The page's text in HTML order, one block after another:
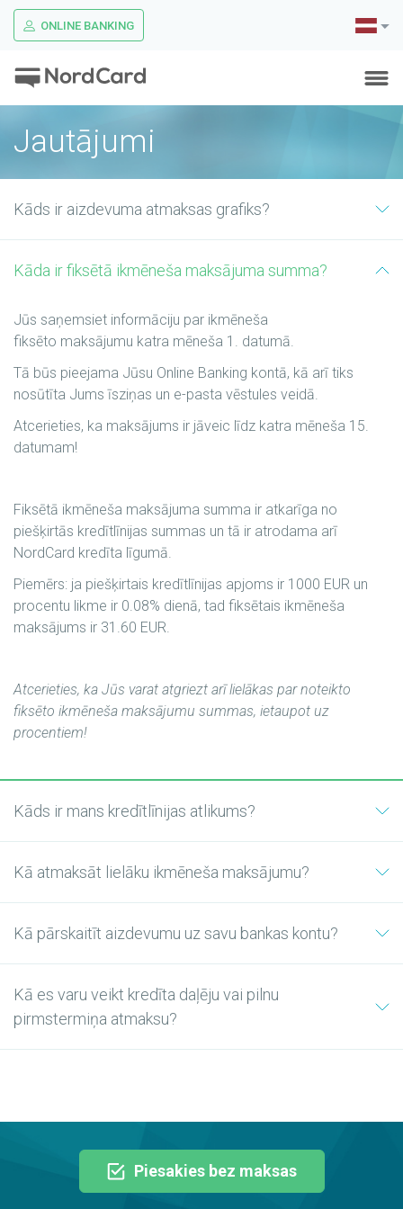
ONLINE BANKING
Jautājumi
Kāds ir aizdevuma atmaksas grafiks?
Kāda ir fiksētā ikmēneša maksājuma summa?
Jūs saņemsiet informāciju par ikmēneša
fiksēto maksājumu katra mēneša 1. datumā.
Tā būs pieejama Jūsu Online Banking kontā, kā arī tiks
nosūtīta Jums īsziņas un e-pasta vēstules veidā.
Atcerieties, ka maksājums ir jāveic līdz katra mēneša 15.
datumam!
Fiksētā ikmēneša maksājuma summa ir atkarīga no
piešķirtās kredītlīnijas summas un tā ir atrodama arī
NordCard kredīta līgumā.
Piemērs: ja piešķirtais kredītlīnijas apjoms ir 1000 EUR un
procentu likme ir 0.08% dienā, tad fiksētais ikmēneša
maksājums ir 31.60 EUR.
Atcerieties, ka Jūs varat atgriezt arī lielākas par noteikto
fiksēto ikmēneša maksājumu summas, ietaupot uz
procentiem!
Kāds ir mans kredītlīnijas atlikums?
Kā atmaksāt lielāku ikmēneša maksājumu?
Kā pārskaitīt aizdevumu uz savu bankas kontu?
Kā es varu veikt kredīta daļēju vai pilnu
pirmstermiņa atmaksu?
Piesakies bez maksas